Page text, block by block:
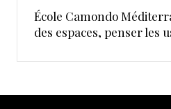
École Camondo
des espaces, penser les